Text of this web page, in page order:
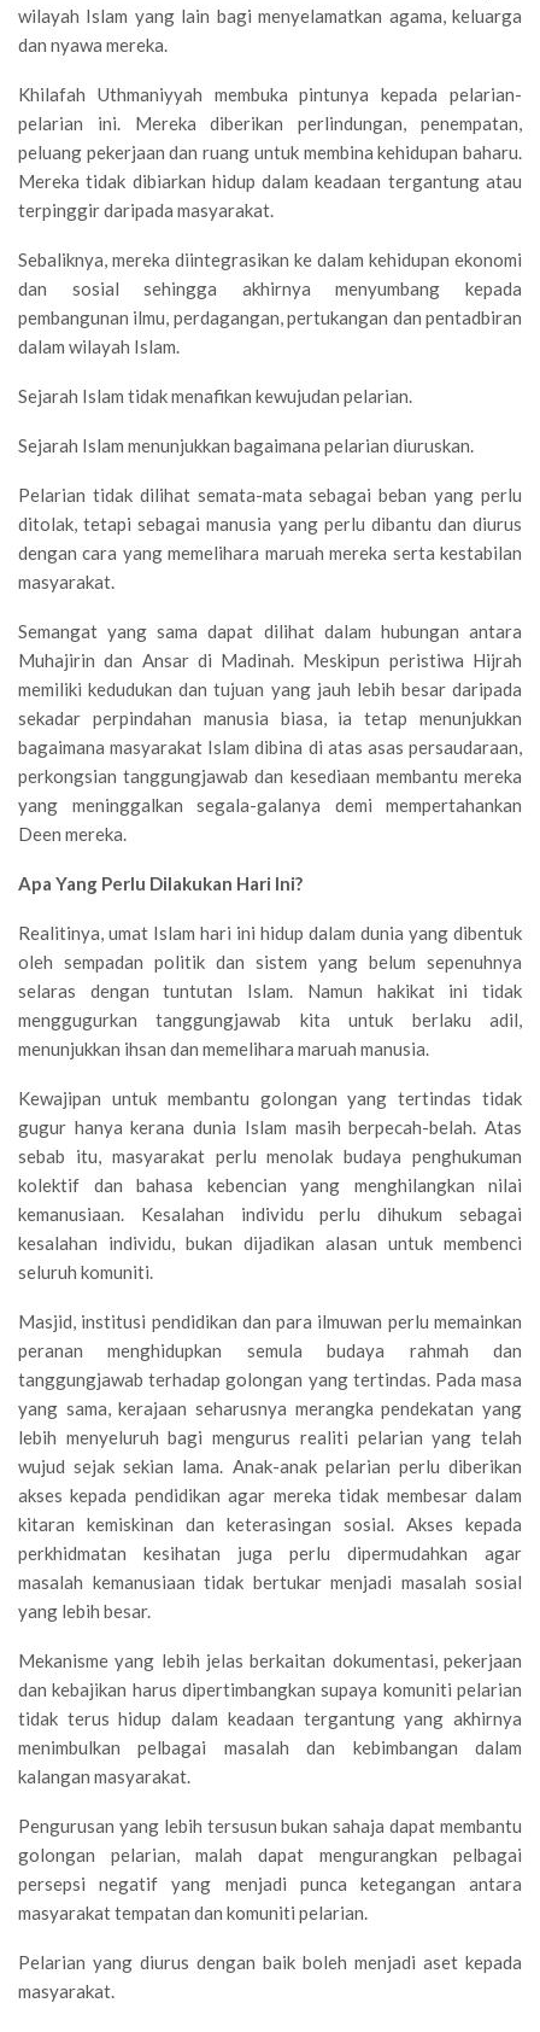
wilayah Islam yang lain bagi menyelamatkan agama, keluarga
dan nyawa mereka.
Khilafah Uthmaniyyah membuka pintunya kepada pelarian-
pelarian ini. Mereka diberikan perlindungan, penempatan,
peluang pekerjaan dan ruang untuk membina kehidupan baharu.
Mereka tidak dibiarkan hidup dalam keadaan tergantung atau
terpinggir daripada masyarakat.
Sebaliknya, mereka diintegrasikan ke dalam kehidupan ekonomi
dan sosial sehingga akhirnya menyumbang kepada
pembangunan ilmu, perdagangan, pertukangan dan pentadbiran
dalam wilayah Islam.
Sejarah Islam tidak menafikan kewujudan pelarian.
Sejarah Islam menunjukkan bagaimana pelarian diuruskan.
Pelarian tidak dilihat semata-mata sebagai beban yang perlu
ditolak, tetapi sebagai manusia yang perlu dibantu dan diurus
dengan cara yang memelihara maruah mereka serta kestabilan
masyarakat.
Semangat yang sama dapat dilihat dalam hubungan antara
Muhajirin dan Ansar di Madinah. Meskipun peristiwa Hijrah
memiliki kedudukan dan tujuan yang jauh lebih besar daripada
sekadar perpindahan manusia biasa, ia tetap menunjukkan
bagaimana masyarakat Islam dibina di atas asas persaudaraan,
perkongsian tanggungjawab dan kesediaan membantu mereka
yang meninggalkan segala-galanya demi mempertahankan
Deen mereka.
Apa Yang Perlu Dilakukan Hari Ini?
Realitinya, umat Islam hari ini hidup dalam dunia yang dibentuk
oleh sempadan politik dan sistem yang belum sepenuhnya
selaras dengan tuntutan Islam. Namun hakikat ini tidak
menggugurkan tanggungjawab kita untuk berlaku adil,
menunjukkan ihsan dan memelihara maruah manusia.
Kewajipan untuk membantu golongan yang tertindas tidak
gugur hanya kerana dunia Islam masih berpecah-belah. Atas
sebab itu, masyarakat perlu menolak budaya penghukuman
kolektif dan bahasa kebencian yang menghilangkan nilai
kemanusiaan. Kesalahan individu perlu dihukum sebagai
kesalahan individu, bukan dijadikan alasan untuk membenci
seluruh komuniti.
Masjid, institusi pendidikan dan para ilmuwan perlu memainkan
peranan menghidupkan semula budaya rahmah dan
tanggungjawab terhadap golongan yang tertindas. Pada masa
yang sama, kerajaan seharusnya merangka pendekatan yang
lebih menyeluruh bagi mengurus realiti pelarian yang telah
wujud sejak sekian lama. Anak-anak pelarian perlu diberikan
akses kepada pendidikan agar mereka tidak membesar dalam
kitaran kemiskinan dan keterasingan sosial. Akses kepada
perkhidmatan kesihatan juga perlu dipermudahkan agar
masalah kemanusiaan tidak bertukar menjadi masalah sosial
yang lebih besar.
Mekanisme yang lebih jelas berkaitan dokumentasi, pekerjaan
dan kebajikan harus dipertimbangkan supaya komuniti pelarian
tidak terus hidup dalam keadaan tergantung yang akhirnya
menimbulkan pelbagai masalah dan kebimbangan dalam
kalangan masyarakat.
Pengurusan yang lebih tersusun bukan sahaja dapat membantu
golongan pelarian, malah dapat mengurangkan pelbagai
persepsi negatif yang menjadi punca ketegangan antara
masyarakat tempatan dan komuniti pelarian.
Pelarian yang diurus dengan baik boleh menjadi aset kepada
masyarakat.